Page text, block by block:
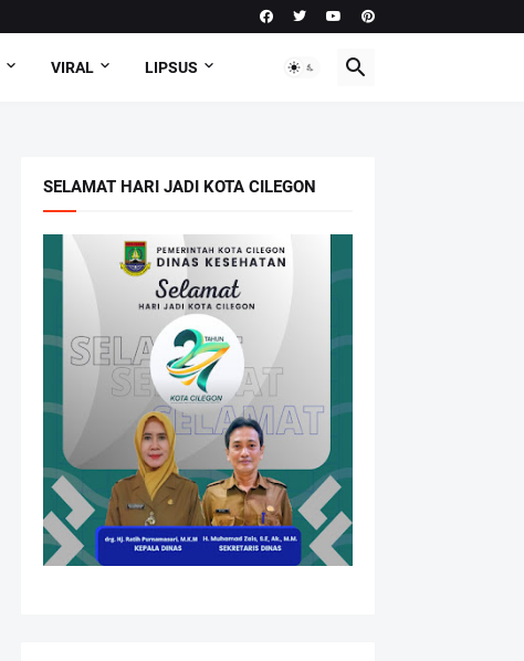
VIRAL LIPSUS
SELAMAT HARI JADI KOTA CILEGON